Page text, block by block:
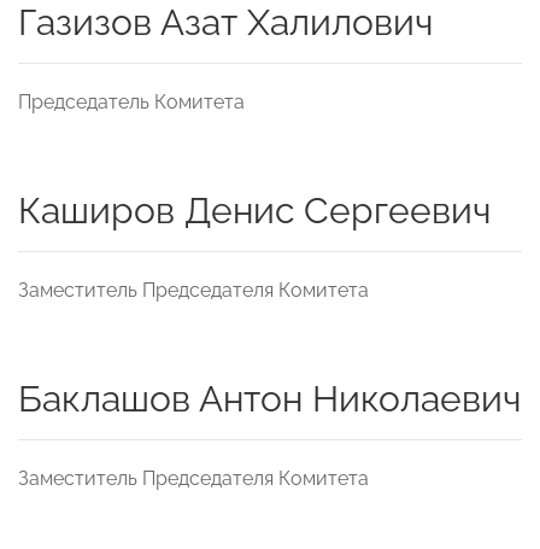
Газизов Азат Халилович
Председатель Комитета
Каширов Денис Сергеевич
Заместитель Председателя Комитета
Баклашов Антон Николаевич
Заместитель Председателя Комитета